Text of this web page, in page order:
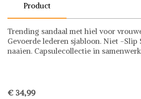
Product
Trending sandaal met hiel voor
Gevoerde lederen sjabloon. Niet -Slip
naaien. Capsulecollectie in
€ 34,99